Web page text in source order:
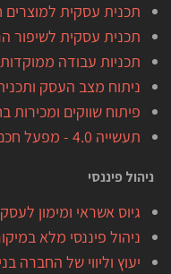
תכנית עסקית למוצרים
תכנית עסקית לשיפור
תכניות עבודה ממוקדות
ניתוח מצב העסק
פיתוח שווקים ומכירות
תעשייה 4.0 - מפעל חכם
ניהול פיננסי
גיוס אשראי ומימון
ניהול פיננסי מלא
יעוץ וליווי של החברה